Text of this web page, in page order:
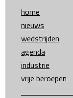
home
nieuws
wedstrijden
agenda
industrie
vrije beroepen